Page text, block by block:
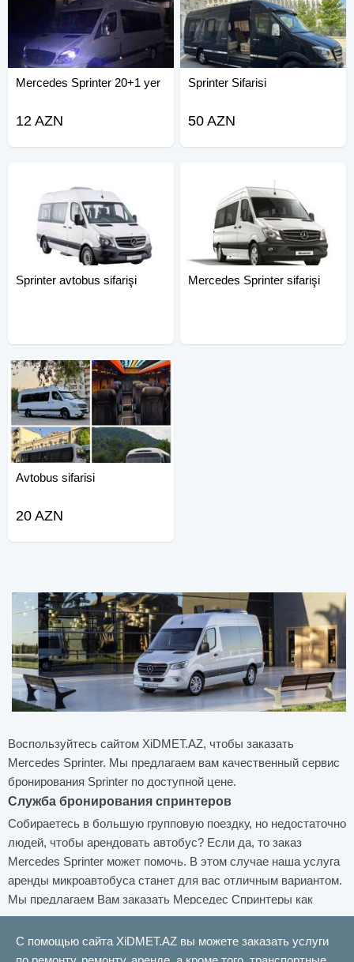
Mercedes Sprinter 20+1 yer
12 AZN
Sprinter Sifarisi
50 AZN
Sprinter avtobus sifarişi Mercedes Sprinter sifarişi
Avtobus sifarisi
20 AZN
Воспользуйтесь сайтом XiDMET.AZ, чтобы заказать
Mercedes Sprinter. Мы предлагаем вам качественный сервис
бронирования Sprinter по доступной цене.
Служба бронирования спринтеров
Собираетесь в большую групповую поездку, но недостаточно
людей, чтобы арендовать автобус? Если да, то заказ
Mercedes Sprinter может помочь. В этом случае наша услуга
аренды микроавтобуса станет для вас отличным вариантом.
Мы предлагаем Вам заказать Мерседес Спринтеры как
люкс, так и стандарт в Баку. Наши комфортабельные
спринтеры доставят вам дополнительное удовольствие во
время поездки.
С помощью сайта XiDMET.AZ вы можете заказать услуги